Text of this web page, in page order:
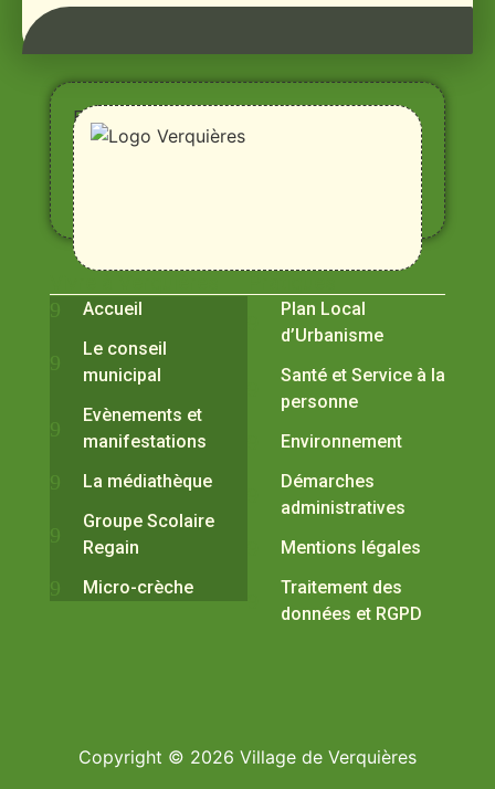
Entre
Rhône,
Alpilles
et
Durance
Accueil
Le conseil
municipal
Evènements et
manifestations
La médiathèque
Groupe Scolaire
Regain
Micro-crèche
Plan Local
d’Urbanisme
Santé et Service à la
personne
Environnement
Démarches
administratives
Mentions légales
Traitement des
données et RGPD
Copyright © 2026 Village de Verquières